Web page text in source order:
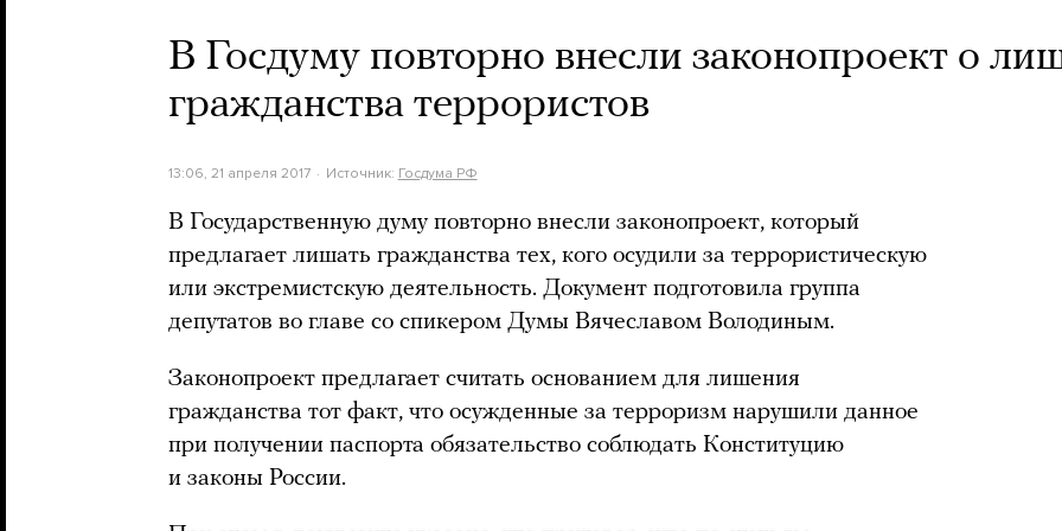
В Госдуму повторно внесли законопроект о
гражданства террористов
13:06, 21 апреля 2017 Источник: Госдума РФ
В Государственную думу повторно внесли законопроект, который
предлагает лишать гражданства тех, кого осудили за террористическую
или экстремистскую деятельность. Документ подготовила группа
депутатов во главе со спикером Думы Вячеславом Володиным.
Законопроект предлагает считать основанием для лишения
гражданства тот факт, что осужденные за терроризм нарушили данное
при получении паспорта обязательство соблюдать Конституцию
и законы России.